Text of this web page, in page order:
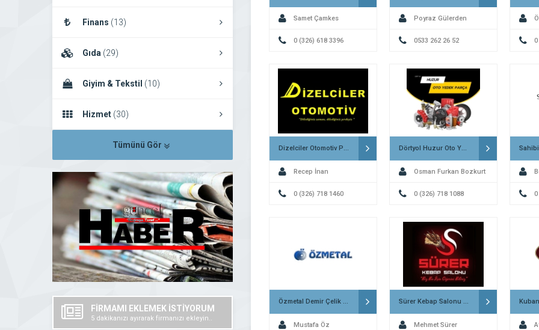
Finans (13)
Gıda (29)
Giyim & Tekstil (10)
Hizmet (30)
Tümünü Gör
FİRMAMI EKLEMEK İSTİYORUM
5 dakikanızı ayırarak firmanızı ekleyin..
Samet Çamkes
0 (326) 618 3396
Poyraz Gülerden
0533 262 26 52 0
Dizelciler Otomotiv Payas
Recep İnan
0 (326) 718 1460
Dörtyol Huzur Oto Yedek Parça
Osman Furkan Bozkurt
0 (326) 718 1088 0
Özmetal Demir Çelik ve Kömür Payas
Mustafa Öz
Sürer Kebap Salonu Kırıkhan
Mehmet Sürer